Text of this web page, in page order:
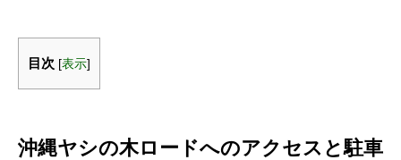
目次 [表示]
沖縄ヤシの木ロードへのアクセスと駐車